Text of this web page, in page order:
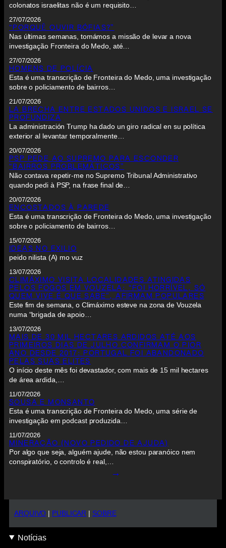
colonatos israelitas não é um requisito…
27/07/2026
“PORQUÊ OUVIR BÓFIAS?”
Nas últimas semanas, tomámos a missão de levar a nova
investigação Fronteira do Medo, até…
27/07/2026
HOMENS DE POLÍCIA
Esta é uma transcrição de Fronteira do Medo, uma investigação
sobre o policiamento de bairros…
21/07/2026
LA BRECHA ENTRE ESTADOS UNIDOS E ISRAEL SE
PROFUNDIZA
La administración Trump ha dado un giro radical en su política
exterior al levantar temporalmente…
20/07/2026
PSP PEDE AO SUPREMO PARA ESCONDER
“BAIRROS PROBLEMÁTICOS”
Não contava repetir-me no Supremo Tribunal Administrativo
quando pedi à PSP, na frase final de…
20/07/2026
ENCOSTADOS À PAREDE
Esta é uma transcrição de Fronteira do Medo, uma investigação
sobre o policiamento de bairros…
15/07/2026
IDEAS NO EXILIO
peido nilista (A) mo vuz
13/07/2026
CLIMÁXIMO VISITA LOCALIDADES ATINGIDAS
PELOS FOGOS EM VOUZELA: “FOI HORRÍVEL, SÓ
QUEM VIVE É QUE SABE”, AFIRMAM POPULARES
Este fim de semana, o Climáximo esteve na zona de Vouzela
numa “brigada de apoio…
13/07/2026
MAIS DE 30 MIL HECTARES ARDIDOS ATÉ AOS
PRIMEIROS DIAS DE JULHO CONFIRMAM O PIOR
ANO DESDE 2017: PORTUGAL FOI ABANDONADO
PELAS SUAS ELITES
O início deste mês foi devastador, com mais de 15 mil hectares
de área ardida,…
11/07/2026
SOUSA E MONSANTO
Esta é uma transcrição de Fronteira do Medo, uma série de
investigação em podcast produzida…
11/07/2026
MINERAÇÃO (NOVO PEDIDO DE AJUDA)
Por algo que seja, alguém ajude, não estou paranóico nem
conspiratório, o controlo é real,…
→
ARQUIVO PUBLICAR SOBRE
Notícias